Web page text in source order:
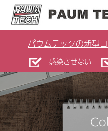
パウムテックの新型
感染させない